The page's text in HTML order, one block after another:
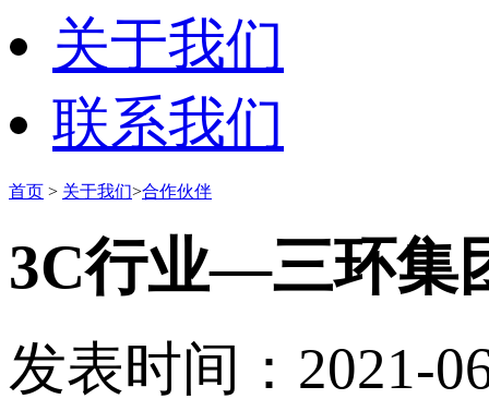
关于我们
联系我们
首页 > 关于我们>合作伙伴
3C行业—三环集
发表时间：2021-